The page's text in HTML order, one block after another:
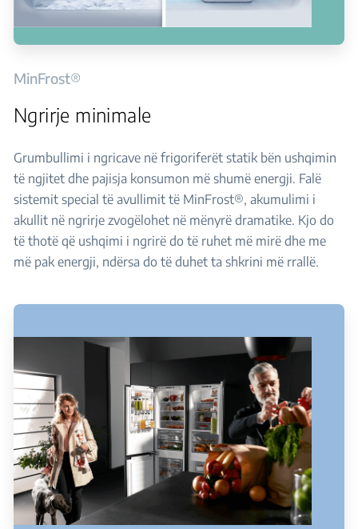
MinFrost®
Ngrirje minimale
Grumbullimi i ngricave në frigoriferët statik bën ushqimin
të ngjitet dhe pajisja konsumon më shumë energji. Falë
sistemit special të avullimit të MinFrost®, akumulimi i
akullit në ngrirje zvogëlohet në mënyrë dramatike. Kjo do
të thotë që ushqimi i ngrirë do të ruhet më mirë dhe me
më pak energji, ndërsa do të duhet ta shkrini më rrallë.